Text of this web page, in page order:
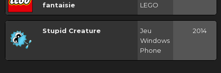
fantaisie
LEGO
Stupid Creature
Jeu
Windows
Phone
2014